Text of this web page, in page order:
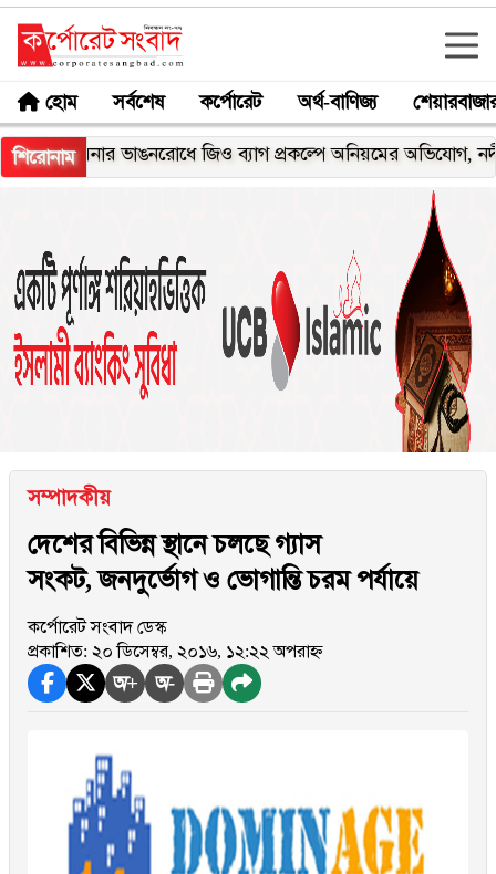
হোম সর্বশেষ কর্পোরেট অর্থ-বাণিজ্য
শিরোনামভাঙনরোধে জিও ব্যাগ প্রকল্পে অনিয়মের অভিযোগ, নদীরকূলে
সম্পাদকীয়
দেশের বিভিন্ন স্থানে চলছে গ্যাস
সংকট, জনদুর্ভোগ ও ভোগান্তি চরম পর্যায়ে
কর্পোরেট সংবাদ ডেস্ক
প্রকাশিত: ২০ ডিসেম্বর, ২০১৬, ১২:২২ অপরাহ্ন
অ+ অ-